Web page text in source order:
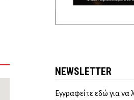
NEWSLETTER
Εγγραφείτε εδώ για να